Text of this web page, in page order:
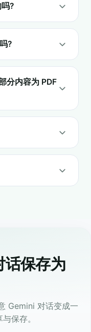
?
?
分内容为 PDF
话保存为
Gemini 对话变成一
保存。